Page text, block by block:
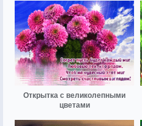
Открытка с великолепными
цветами